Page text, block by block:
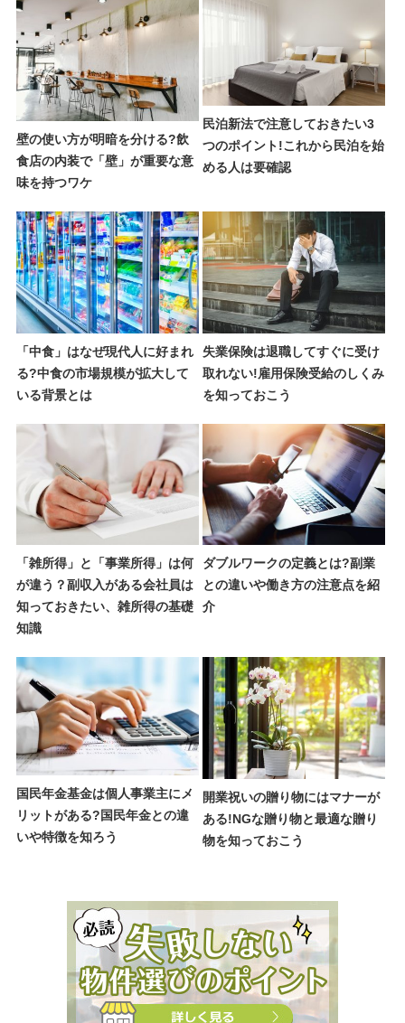
壁の使い方が明暗を分ける?飲
食店の内装で「壁」が重要な意
味を持つワケ
民泊新法で注意しておきたい3
つのポイント!これから民泊を始
める人は要確認
「中食」はなぜ現代人に好まれ
る?中食の市場規模が拡大して
いる背景とは
失業保険は退職してすぐに受け
取れない!雇用保険受給のしくみ
を知っておこう
「雑所得」と「事業所得」は何
が違う？副収入がある会社員は
知っておきたい、雑所得の基礎
知識
ダブルワークの定義とは?副業
との違いや働き方の注意点を紹
介
国民年金基金は個人事業主にメ
リットがある?国民年金との違
いや特徴を知ろう
開業祝いの贈り物にはマナーが
ある!NGな贈り物と最適な贈り
物を知っておこう